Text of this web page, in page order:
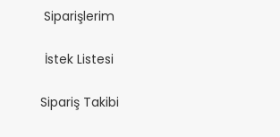
Siparişlerim
İstek Listesi
Sipariş Takibi